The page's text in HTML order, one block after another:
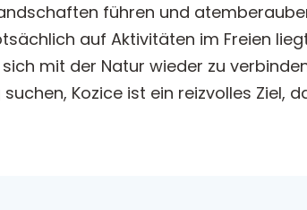
führen und
auf Aktivitäten im Freien
mit der Natur wieder zu
Kozice ist ein reizvolles Ziel,